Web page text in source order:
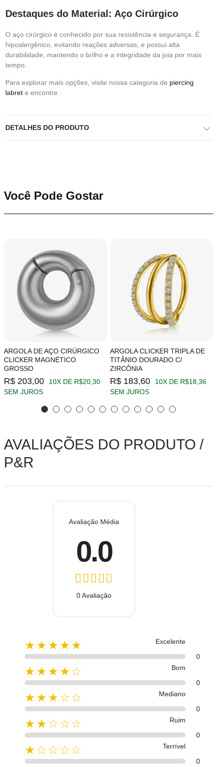
Destaques do Material: Aço Cirúrgico
O aço cirúrgico é conhecido por sua resistência e segurança. É
hipoalergênico, evitando reações adversas, e possui alta
durabilidade, mantendo o brilho e a integridade da joia por mais
tempo.
Para explorar mais opções, visite nossa categoria de piercing
labret e encontre
DETALHES DO PRODUTO
Você Pode Gostar
ARGOLA DE AÇO CIRÚRGICO
CLICKER MAGNÉTICO
GROSSO
R$ 203,00
10X DE R$20,30
SEM JUROS
ARGOLA CLICKER TRIPLA DE
TITÂNIO DOURADO C/
ZIRCÔNIA
R$ 183,60
10X DE R$18,36
SEM JUROS
AVALIAÇÕES DO PRODUTO /
P&R
Avaliação Média
0.0
0 Avaliação
★★★★★
Excelente
0
★★★★☆
Bom
0
★★★☆☆
Mediano
0
★★☆☆☆
Ruim
0
★☆☆☆☆
Terrível
0